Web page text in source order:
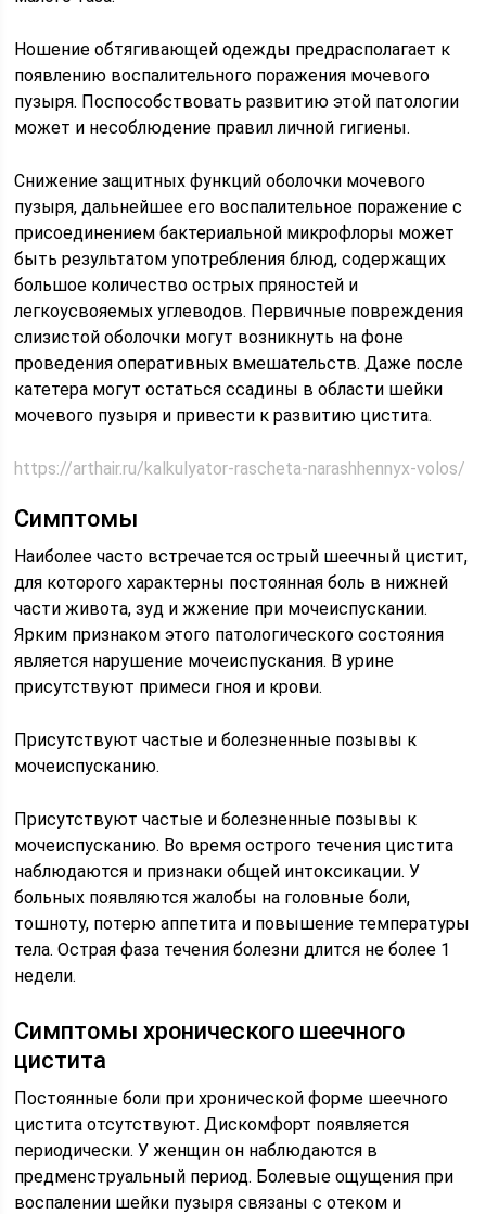
Ношение обтягивающей одежды предрасполагает к
появлению воспалительного поражения мочевого
пузыря. Поспособствовать развитию этой патологии
может и несоблюдение правил личной гигиены.
Снижение защитных функций оболочки мочевого
пузыря, дальнейшее его воспалительное поражение с
присоединением бактериальной микрофлоры может
быть результатом употребления блюд, содержащих
большое количество острых пряностей и
легкоусвояемых углеводов. Первичные повреждения
слизистой оболочки могут возникнуть на фоне
проведения оперативных вмешательств. Даже после
катетера могут остаться ссадины в области шейки
мочевого пузыря и привести к развитию цистита.
https://arthair.ru/kalkulyator-rascheta-narashhennyx-volos/
Симптомы
Наиболее часто встречается острый шеечный цистит,
для которого характерны постоянная боль в нижней
части живота, зуд и жжение при мочеиспускании.
Ярким признаком этого патологического состояния
является нарушение мочеиспускания. В урине
присутствуют примеси гноя и крови.
Присутствуют частые и болезненные позывы к
мочеиспусканию.
Присутствуют частые и болезненные позывы к
мочеиспусканию. Во время острого течения цистита
наблюдаются и признаки общей интоксикации. У
больных появляются жалобы на головные боли,
тошноту, потерю аппетита и повышение температуры
тела. Острая фаза течения болезни длится не более 1
недели.
Симптомы хронического шеечного
цистита
Постоянные боли при хронической форме шеечного
цистита отсутствуют. Дискомфорт появляется
периодически. У женщин он наблюдаются в
предменструальный период. Болевые ощущения при
воспалении шейки пузыря связаны с отеком и